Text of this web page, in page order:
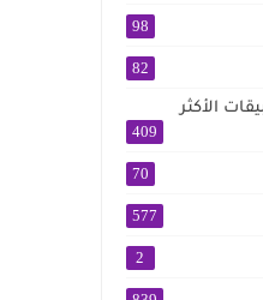
98
82
الأكثر
409
70
577
2